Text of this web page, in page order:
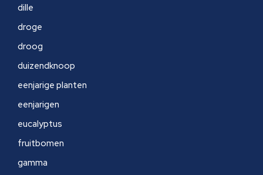
dille
droge
droog
duizendknoop
eenjarige planten
eenjarigen
eucalyptus
fruitbomen
gamma